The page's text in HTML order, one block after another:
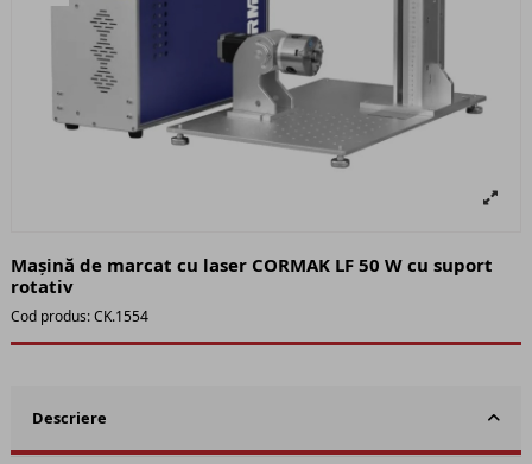
Mașină de marcat cu laser CORMAK LF 50 W cu suport
rotativ
Cod produs:CK.1554
Descriere